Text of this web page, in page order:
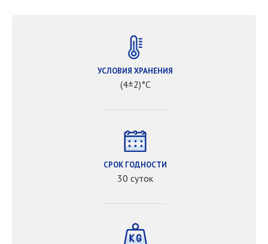
УСЛОВИЯ ХРАНЕНИЯ
(4±2)°С
СРОК ГОДНОСТИ
30 суток